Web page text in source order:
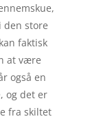
den store
faktisk
at være
også en
og det er
fra skiltet